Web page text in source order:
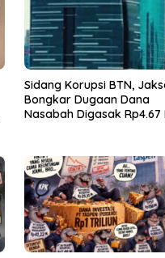
Sidang Korupsi BTN,
Bongkar Dugaan Dana
Nasabah Digasak Rp4.67